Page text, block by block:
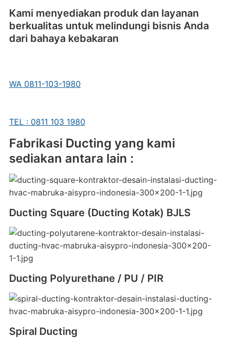
Kami menyediakan produk dan layanan
berkualitas untuk melindungi bisnis Anda
dari bahaya kebakaran
WA 0811-103-1980
TEL : 0811 103 1980
Fabrikasi Ducting yang kami
sediakan antara lain :
Ducting Square (Ducting Kotak) BJLS
Ducting Polyurethane / PU / PIR
Spiral Ducting